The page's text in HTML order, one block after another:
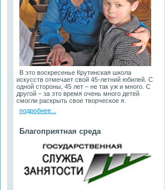
В это воскресенье Крутинская школа
искусств отмечает свой 45-летний юбилей. С
одной стороны, 45 лет – не так уж и много. С
другой – за это время очень много детей
смогли раскрыть свое творческое я.
подробнее...
Благоприятная среда